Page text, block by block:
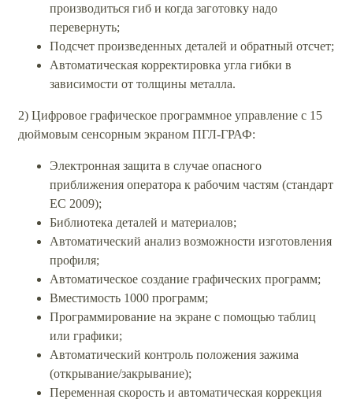
производиться гиб и когда заготовку надо
перевернуть;
Подсчет произведенных деталей и обратный отсчет;
Автоматическая корректировка угла гибки в
зависимости от толщины металла.
2) Цифровое графическое программное управление с 15
дюймовым сенсорным экраном ПГЛ-ГРАФ:
Электронная защита в случае опасного
приближения оператора к рабочим частям (стандарт
ЕС 2009);
Библиотека деталей и материалов;
Автоматический анализ возможности изготовления
профиля;
Автоматическое создание графических программ;
Вместимость 1000 программ;
Программирование на экране с помощью таблиц
или графики;
Автоматический контроль положения зажима
(открывание/закрывание);
Переменная скорость и автоматическая коррекция